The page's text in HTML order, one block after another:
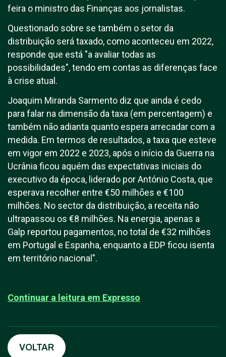
feira o ministro das Finanças aos jornalistas.
Questionado sobre se também o setor da
distribuição será taxado, como aconteceu em 2022,
responde que está "a avaliar todas as
possibilidades", tendo em contas as diferenças face
à crise atual.
Joaquim Miranda Sarmento diz que ainda é cedo
para falar na dimensão da taxa (em percentagem) e
também não adianta quanto espera arrecadar com a
medida. Em termos de resultados, a taxa que esteve
em vigor em 2022 e 2023, após o início da Guerra na
Ucrânia ficou aquém das expectativas iniciais do
executivo da época, liderado por António Costa, que
esperava recolher entre €50 milhões e €100
milhões. No sector da distribuição, a receita não
ultrapassou os €8 milhões. Na energia, apenas a
Galp reportou pagamentos, no total de €32 milhões
em Portugal e Espanha, enquanto a EDP ficou isenta
em território nacional".
Continuar a leitura em Expresso
VOLTAR